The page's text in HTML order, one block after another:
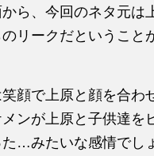
ら、今回のネタ元は
リークだということ
顔で上原と顔を合わ
ンが上原と子供達を
…みたいな感情でし